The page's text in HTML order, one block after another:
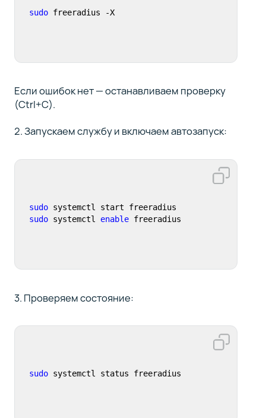
sudo freeradius -X
Если ошибок нет — останавливаем проверку
(Ctrl+C).
2. Запускаем службу и включаем автозапуск:
sudo
sudo systemctl enable freeradius
3. Проверяем состояние:
sudo systemctl status freeradius